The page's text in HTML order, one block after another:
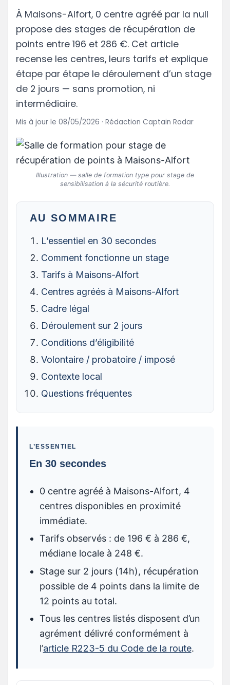
À Maisons-Alfort, 0 centre agréé par la null
propose des stages de récupération de
points entre 196 et 286 €. Cet article
recense les centres, leurs tarifs et explique
étape par étape le déroulement d’un stage
de 2 jours — sans promotion, ni
intermédiaire.
Mis à jour le 08/05/2026 · Rédaction Captain Radar
Illustration — salle de formation type pour stage de
sensibilisation à la sécurité routière.
AU SOMMAIRE
L’essentiel en 30 secondes
Comment fonctionne un stage
Tarifs à Maisons-Alfort
Centres agréés à Maisons-Alfort
Cadre légal
Déroulement sur 2 jours
Conditions d’éligibilité
Volontaire / probatoire / imposé
Contexte local
Questions fréquentes
L’ESSENTIEL
En 30 secondes
0 centre agréé à Maisons-Alfort, 4
centres disponibles en proximité
immédiate.
Tarifs observés : de 196 € à 286 €,
médiane locale à 248 €.
Stage sur 2 jours (14h), récupération
possible de 4 points dans la limite de
12 points au total.
Tous les centres listés disposent d’un
agrément délivré conformément à
l’article R223-5 du Code de la route.